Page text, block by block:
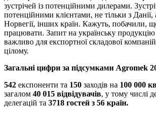
зустрічей із потенційними дилерами.
потенційними клієнтами, не тільки з Данії,
Норвегії, інших країн. Кажуть, побачили,
працювати. Запит на українську
важливо для експортної складової
цілому.
Загальні цифри за підсумками Agromek
542 експоненти та 150 заходів на 100 000
загалом 40 015 відвідувачів, у тому числі
делегацій та 3718 гостей з 56 країн.